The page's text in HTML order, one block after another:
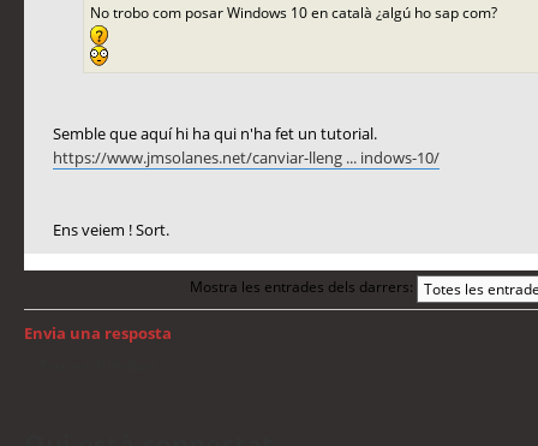
No trobo com posar Windows 10 en català ¿algú ho sap com?
Semble que aquí hi ha qui n'ha fet un tutorial.
https://www.jmsolanes.net/canviar-lleng ... indows-10/
Ens veiem ! Sort.
Mostra les entrades dels darrers:
Envia una resposta